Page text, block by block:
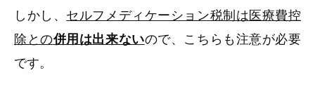
しかし、 セルフメディケーション税制は医療費控
除との併用は出来ないので、こちらも注意が必要
です。